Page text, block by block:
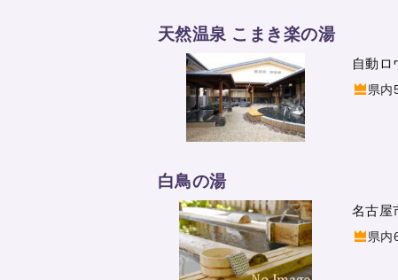
天然温泉 こまき楽の湯
自動ロ
県内
白鳥の湯
名古屋
県内